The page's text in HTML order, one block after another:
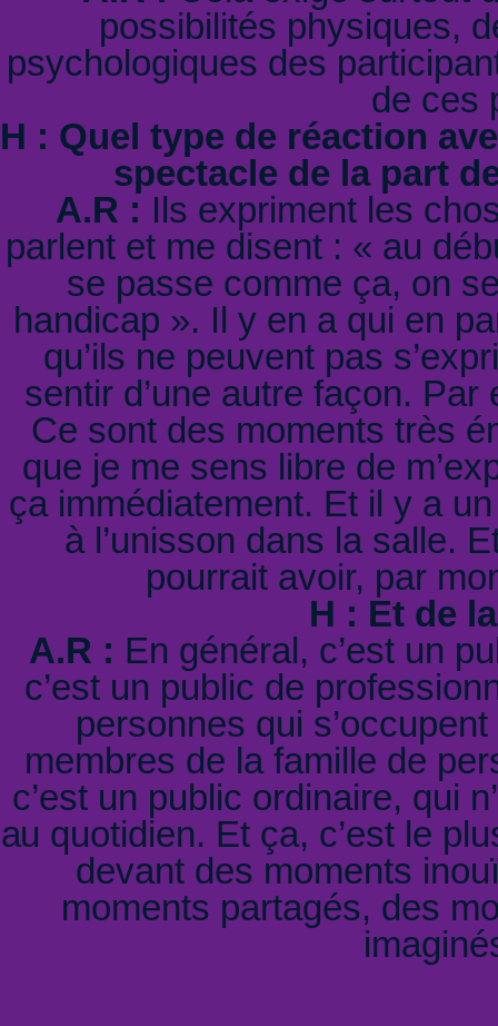
possibilités physiques,
psychologiques des
de ces
H : Quel type de réaction
spectacle de la part
A.R : Ils expriment les
parlent et me disent : « au
se passe comme ça, on
handicap ». Il y en a qui en
qu’ils ne peuvent pas
sentir d’une autre façon.
Ce sont des moments très
que je me sens libre de
ça immédiatement. Et il y a
à l’unisson dans la salle.
pourrait avoir, par
H : Et de
A.R : En général, c’est un
c’est un public de
personnes qui
membres de la famille de
c’est un public ordinaire, qui
au quotidien. Et ça, c’est le
devant des moments
moments partagés, des